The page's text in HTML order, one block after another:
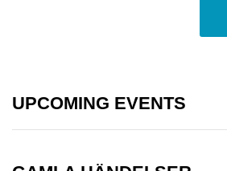
UPCOMING EVENTS